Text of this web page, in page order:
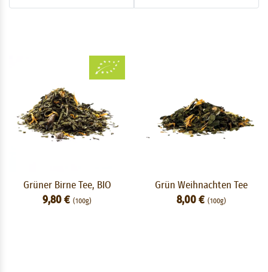
Grüner Birne Tee, BIO
9,80 € (100g)
Grün Weihnachten Tee
8,00 € (100g)